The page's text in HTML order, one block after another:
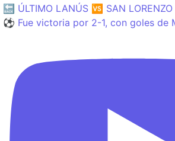
🔙 ÚLTIMO LANÚS 🆚 SAN
⚽️ Fue victoria por 2-1, con goles de